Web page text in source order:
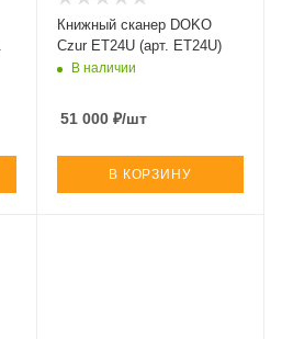
Книжный сканер DOKO
Czur ET24U (арт. ET24U)
В наличии
51 000₽/шт
В КОРЗИНУ